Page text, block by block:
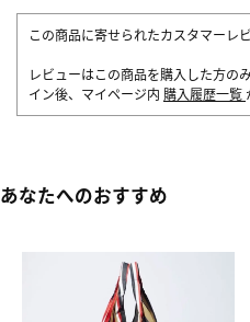
この商品に寄せられたカスタマーレ
レビューはこの商品を購入した方の
イン後、マイページ内 購入履歴一覧
あなたへのおすすめ